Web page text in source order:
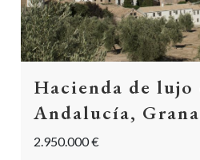
Hacienda de lujo
Andalucía,
2.950.000 €